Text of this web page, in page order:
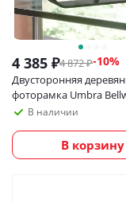
4 385 ₽4 872₽-10%
Двусторонняя
фоторамка Umbra
10х15 см, черная
В наличии
В корзину